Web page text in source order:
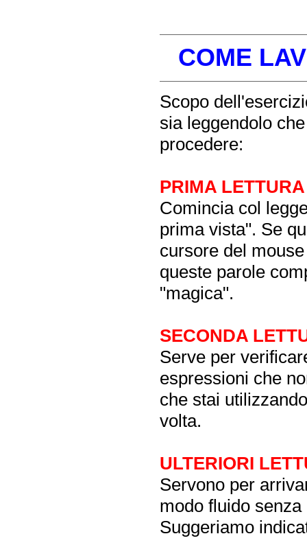
COME
Scopo
sia leggendolo
procedere:
PRIMA LETTURA
Comincia col
prima vista". Se
cursore del
queste parole
"magica".
SECONDA
Serve per
espressioni che
che stai
volta.
ULTERIORI
Servono per
modo fluido
Suggeriamo